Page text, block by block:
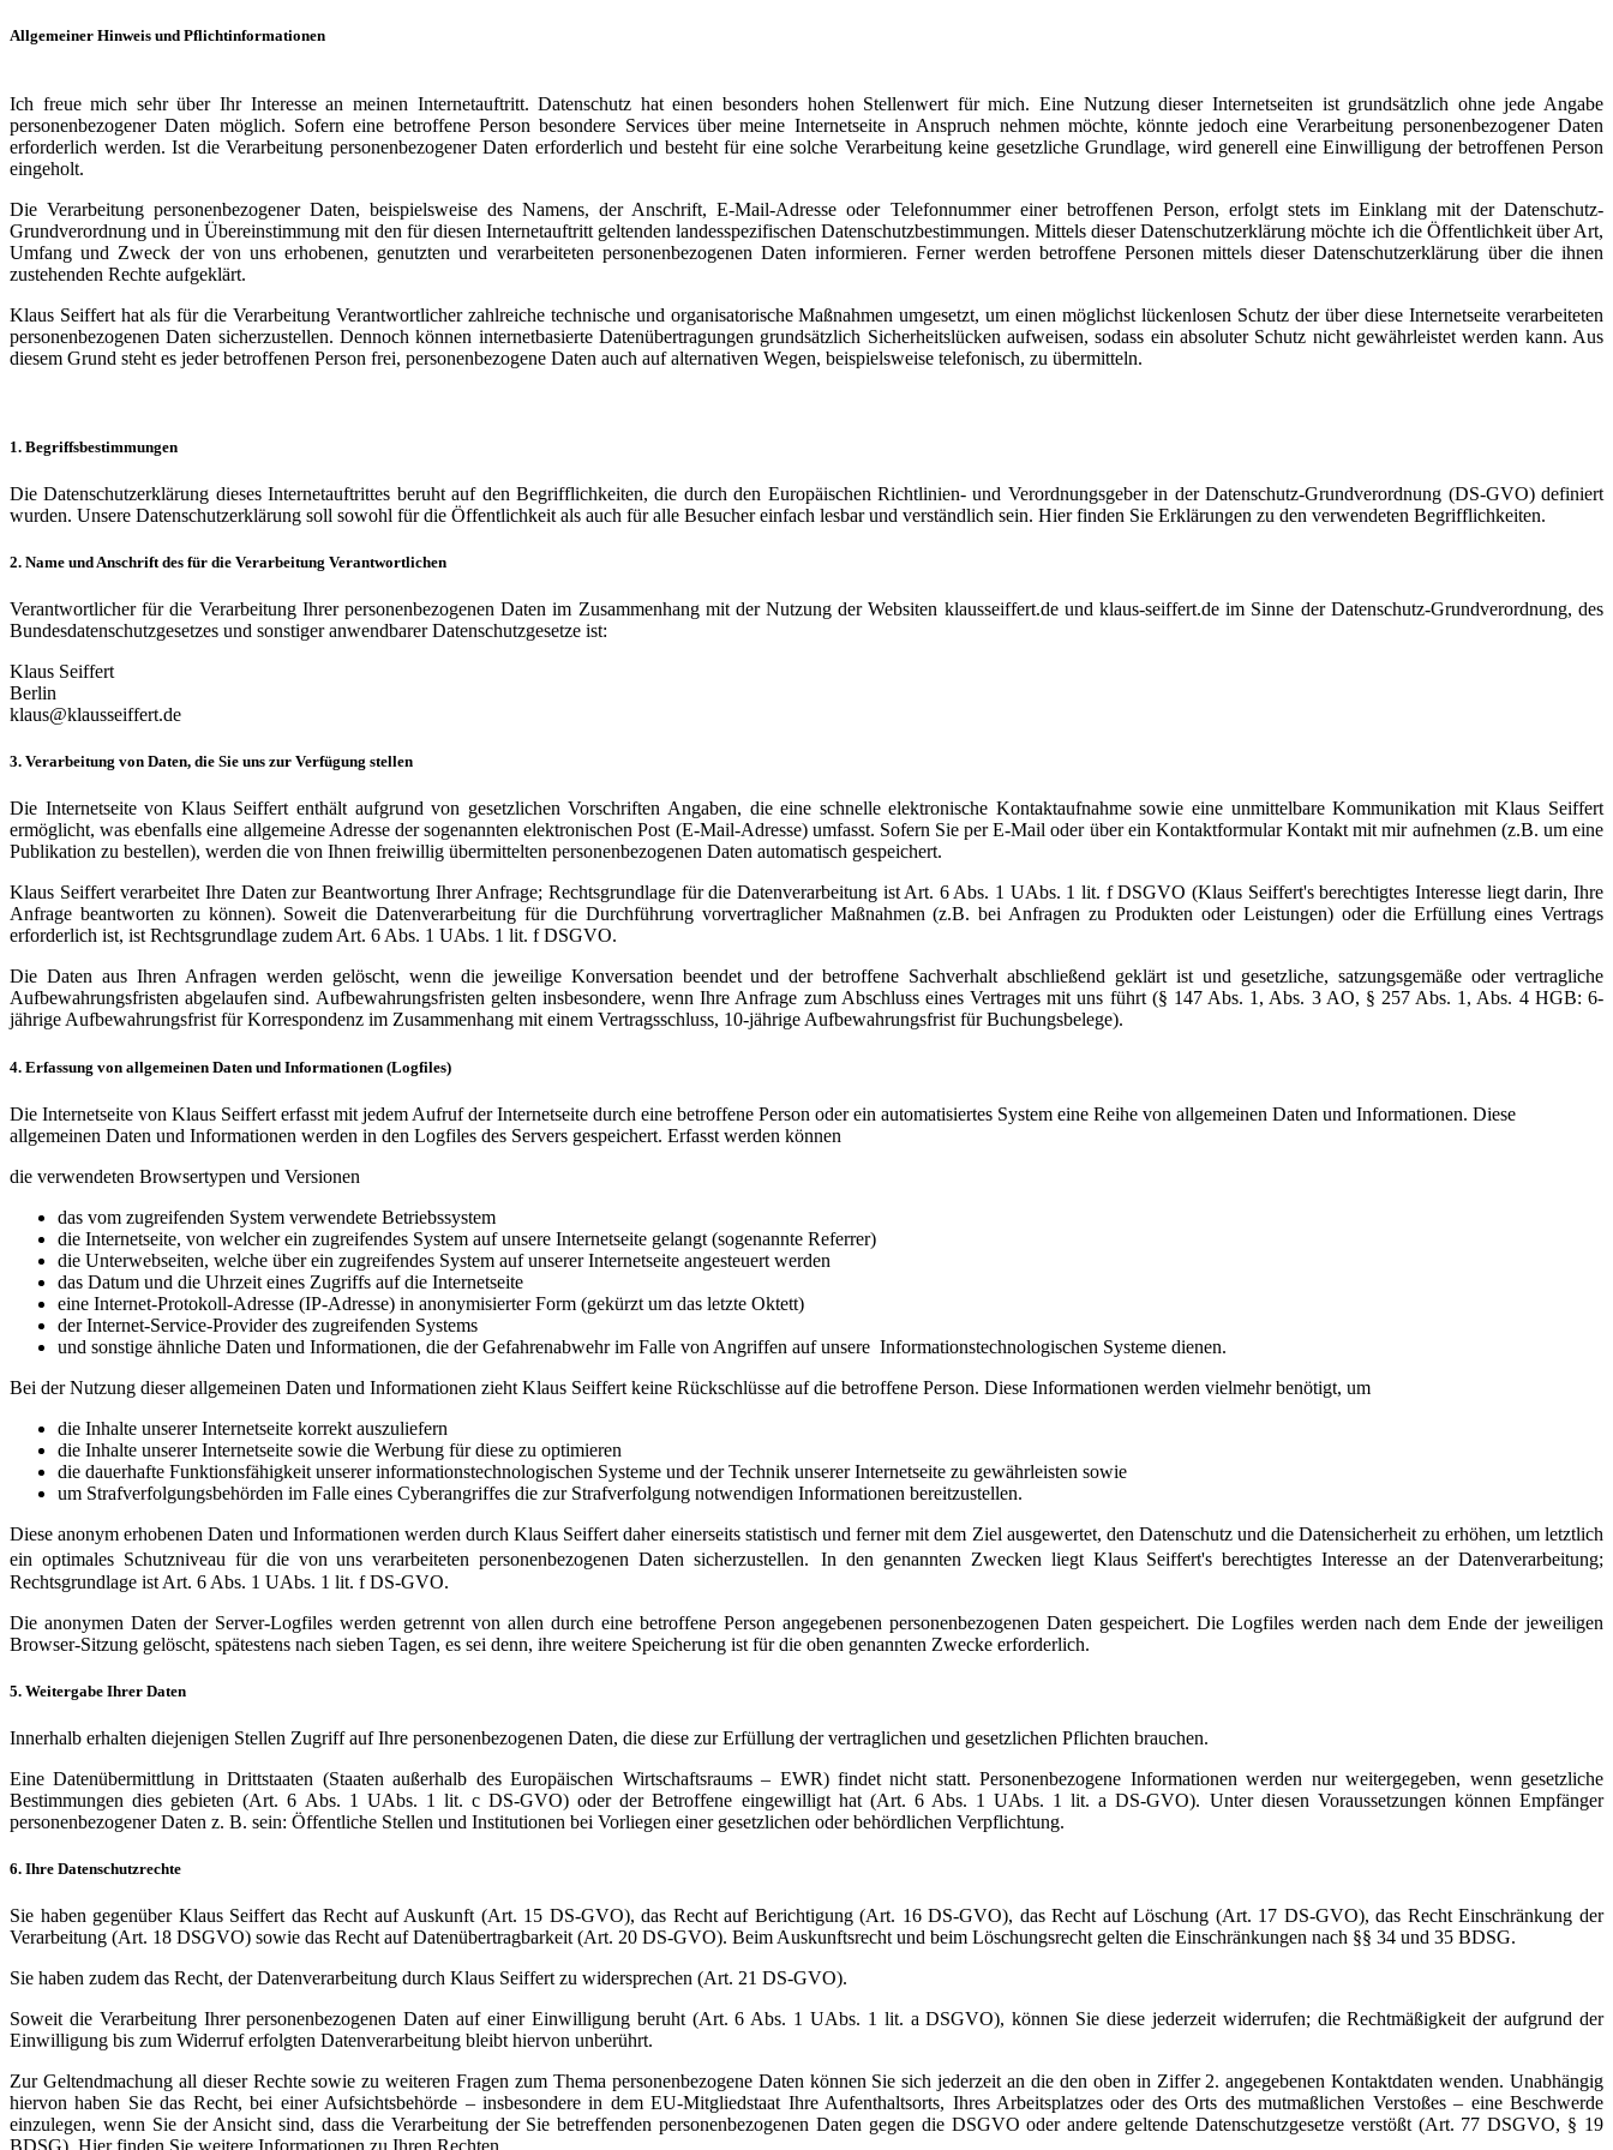
Allgemeiner Hinweis und Pflichtinformationen
Ich freue mich sehr über Ihr Interesse an meinen Internetauftritt. Datenschutz hat einen besonders hohen Stellenwert für mich. Eine Nutzung dieser Internetseiten ist grundsätzlich ohne jede Angabe
personenbezogener Daten möglich. Sofern eine betroffene Person besondere Services über meine Internetseite in Anspruch nehmen möchte, könnte jedoch eine Verarbeitung personenbezogener Daten
erforderlich werden. Ist die Verarbeitung personenbezogener Daten erforderlich und besteht für eine solche Verarbeitung keine gesetzliche Grundlage, wird generell eine Einwilligung der betroffenen Person
eingeholt.
Die Verarbeitung personenbezogener Daten, beispielsweise des Namens, der Anschrift, E-Mail-Adresse oder Telefonnummer einer betroffenen Person, erfolgt stets im Einklang mit der Datenschutz-
Grundverordnung und in Übereinstimmung mit den für diesen Internetauftritt geltenden landesspezifischen Datenschutzbestimmungen. Mittels dieser Datenschutzerklärung möchte ich die Öffentlichkeit über Art,
Umfang und Zweck der von uns erhobenen, genutzten und verarbeiteten personenbezogenen Daten informieren. Ferner werden betroffene Personen mittels dieser Datenschutzerklärung über die ihnen
zustehenden Rechte aufgeklärt.
Klaus Seiffert hat als für die Verarbeitung Verantwortlicher zahlreiche technische und organisatorische Maßnahmen umgesetzt, um einen möglichst lückenlosen Schutz der über diese Internetseite verarbeiteten
personenbezogenen Daten sicherzustellen. Dennoch können internetbasierte Datenübertragungen grundsätzlich Sicherheitslücken aufweisen, sodass ein absoluter Schutz nicht gewährleistet werden kann. Aus
diesem Grund steht es jeder betroffenen Person frei, personenbezogene Daten auch auf alternativen Wegen, beispielsweise telefonisch, zu übermitteln.
1. Begriffsbestimmungen
Die Datenschutzerklärung dieses Internetauftrittes beruht auf den Begrifflichkeiten, die durch den Europäischen Richtlinien- und Verordnungsgeber in der Datenschutz-Grundverordnung (DS-GVO) definiert
wurden. Unsere Datenschutzerklärung soll sowohl für die Öffentlichkeit als auch für alle Besucher einfach lesbar und verständlich sein. Hier finden Sie Erklärungen zu den verwendeten Begrifflichkeiten.
2. Name und Anschrift des für die Verarbeitung Verantwortlichen
Verantwortlicher für die Verarbeitung Ihrer personenbezogenen Daten im Zusammenhang mit der Nutzung der Websiten klausseiffert.de und klaus-seiffert.de im Sinne der Datenschutz-Grundverordnung, des
Bundesdatenschutzgesetzes und sonstiger anwendbarer Datenschutzgesetze ist:
Klaus Seiffert
Berlin
klaus@klausseiffert.de
3. Verarbeitung von Daten, die Sie uns zur Verfügung stellen
Die Internetseite von Klaus Seiffert enthält aufgrund von gesetzlichen Vorschriften Angaben, die eine schnelle elektronische Kontaktaufnahme sowie eine unmittelbare Kommunikation mit Klaus Seiffert
ermöglicht, was ebenfalls eine allgemeine Adresse der sogenannten elektronischen Post (E-Mail-Adresse) umfasst. Sofern Sie per E-Mail oder über ein Kontaktformular Kontakt mit mir aufnehmen (z.B. um eine
Publikation zu bestellen), werden die von Ihnen freiwillig übermittelten personenbezogenen Daten automatisch gespeichert.
Klaus Seiffert verarbeitet Ihre Daten zur Beantwortung Ihrer Anfrage; Rechtsgrundlage für die Datenverarbeitung ist Art. 6 Abs. 1 UAbs. 1 lit. f DSGVO (Klaus Seiffert's berechtigtes Interesse liegt darin, Ihre
Anfrage beantworten zu können). Soweit die Datenverarbeitung für die Durchführung vorvertraglicher Maßnahmen (z.B. bei Anfragen zu Produkten oder Leistungen) oder die Erfüllung eines Vertrags
erforderlich ist, ist Rechtsgrundlage zudem Art. 6 Abs. 1 UAbs. 1 lit. f DSGVO.
Die Daten aus Ihren Anfragen werden gelöscht, wenn die jeweilige Konversation beendet und der betroffene Sachverhalt abschließend geklärt ist und gesetzliche, satzungsgemäße oder vertragliche
Aufbewahrungsfristen abgelaufen sind. Aufbewahrungsfristen gelten insbesondere, wenn Ihre Anfrage zum Abschluss eines Vertrages mit uns führt (§ 147 Abs. 1, Abs. 3 AO, § 257 Abs. 1, Abs. 4 HGB: 6-
jährige Aufbewahrungsfrist für Korrespondenz im Zusammenhang mit einem Vertragsschluss, 10-jährige Aufbewahrungsfrist für Buchungsbelege).
4. Erfassung von allgemeinen Daten und Informationen (Logfiles)
Die Internetseite von Klaus Seiffert erfasst mit jedem Aufruf der Internetseite durch eine betroffene Person oder ein automatisiertes System eine Reihe von allgemeinen Daten und Informationen. Diese
allgemeinen Daten und Informationen werden in den Logfiles des Servers gespeichert. Erfasst werden können
die verwendeten Browsertypen und Versionen
das vom zugreifenden System verwendete Betriebssystem
die Internetseite, von welcher ein zugreifendes System auf unsere Internetseite gelangt (sogenannte Referrer)
die Unterwebseiten, welche über ein zugreifendes System auf unserer Internetseite angesteuert werden
das Datum und die Uhrzeit eines Zugriffs auf die Internetseite
eine Internet-Protokoll-Adresse (IP-Adresse) in anonymisierter Form (gekürzt um das letzte Oktett)
der Internet-Service-Provider des zugreifenden Systems
und sonstige ähnliche Daten und Informationen, die der Gefahrenabwehr im Falle von Angriffen auf unsere Informationstechnologischen Systeme dienen.
Bei der Nutzung dieser allgemeinen Daten und Informationen zieht Klaus Seiffert keine Rückschlüsse auf die betroffene Person. Diese Informationen werden vielmehr benötigt, um
die Inhalte unserer Internetseite korrekt auszuliefern
die Inhalte unserer Internetseite sowie die Werbung für diese zu optimieren
die dauerhafte Funktionsfähigkeit unserer informationstechnologischen Systeme und der Technik unserer Internetseite zu gewährleisten sowie
um Strafverfolgungsbehörden im Falle eines Cyberangriffes die zur Strafverfolgung notwendigen Informationen bereitzustellen.
Diese anonym erhobenen Daten und Informationen werden durch Klaus Seiffert daher einerseits statistisch und ferner mit dem Ziel ausgewertet, den Datenschutz und die Datensicherheit zu erhöhen, um letztlich
ein optimales Schutzniveau für die von uns verarbeiteten personenbezogenen Daten sicherzustellen. In den genannten Zwecken liegt Klaus Seiffert's berechtigtes Interesse an der Datenverarbeitung;
Rechtsgrundlage ist Art. 6 Abs. 1 UAbs. 1 lit. f DS-GVO.
Die anonymen Daten der Server-Logfiles werden getrennt von allen durch eine betroffene Person angegebenen personenbezogenen Daten gespeichert. Die Logfiles werden nach dem Ende der jeweiligen
Browser-Sitzung gelöscht, spätestens nach sieben Tagen, es sei denn, ihre weitere Speicherung ist für die oben genannten Zwecke erforderlich.
5. Weitergabe Ihrer Daten
Innerhalb erhalten diejenigen Stellen Zugriff auf Ihre personenbezogenen Daten, die diese zur Erfüllung der vertraglichen und gesetzlichen Pflichten brauchen.
Eine Datenübermittlung in Drittstaaten (Staaten außerhalb des Europäischen Wirtschaftsraums – EWR) findet nicht statt. Personenbezogene Informationen werden nur weitergegeben, wenn gesetzliche
Bestimmungen dies gebieten (Art. 6 Abs. 1 UAbs. 1 lit. c DS-GVO) oder der Betroffene eingewilligt hat (Art. 6 Abs. 1 UAbs. 1 lit. a DS-GVO). Unter diesen Voraussetzungen können Empfänger
personenbezogener Daten z. B. sein: Öffentliche Stellen und Institutionen bei Vorliegen einer gesetzlichen oder behördlichen Verpflichtung.
6. Ihre Datenschutzrechte
Sie haben gegenüber Klaus Seiffert das Recht auf Auskunft (Art. 15 DS-GVO), das Recht auf Berichtigung (Art. 16 DS-GVO), das Recht auf Löschung (Art. 17 DS-GVO), das Recht Einschränkung der
Verarbeitung (Art. 18 DSGVO) sowie das Recht auf Datenübertragbarkeit (Art. 20 DS-GVO). Beim Auskunftsrecht und beim Löschungsrecht gelten die Einschränkungen nach §§ 34 und 35 BDSG.
Sie haben zudem das Recht, der Datenverarbeitung durch Klaus Seiffert zu widersprechen (Art. 21 DS-GVO).
Soweit die Verarbeitung Ihrer personenbezogenen Daten auf einer Einwilligung beruht (Art. 6 Abs. 1 UAbs. 1 lit. a DSGVO), können Sie diese jederzeit widerrufen; die Rechtmäßigkeit der aufgrund der
Einwilligung bis zum Widerruf erfolgten Datenverarbeitung bleibt hiervon unberührt.
Zur Geltendmachung all dieser Rechte sowie zu weiteren Fragen zum Thema personenbezogene Daten können Sie sich jederzeit an die den oben in Ziffer 2. angegebenen Kontaktdaten wenden. Unabhängig
hiervon haben Sie das Recht, bei einer Aufsichtsbehörde – insbesondere in dem EU-Mitgliedstaat Ihre Aufenthaltsorts, Ihres Arbeitsplatzes oder des Orts des mutmaßlichen Verstoßes – eine Beschwerde
einzulegen, wenn Sie der Ansicht sind, dass die Verarbeitung der Sie betreffenden personenbezogenen Daten gegen die DSGVO oder andere geltende Datenschutzgesetze verstößt (Art. 77 DSGVO, § 19